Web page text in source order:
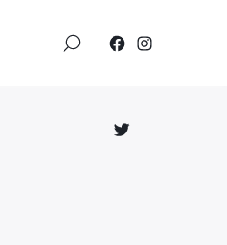
Élément